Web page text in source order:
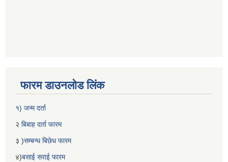
फारम डाउनलोड लिंक
१) जन्म दर्ता
२ बिबाह दर्ता फारम
३ )सम्बन्ध बिछेध फारम
४)बसाई सराई फारम